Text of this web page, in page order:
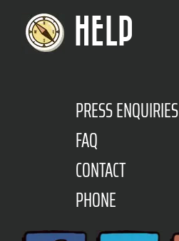
HELP
PRESS ENQUIRIES
FAQ
CONTACT
PHONE